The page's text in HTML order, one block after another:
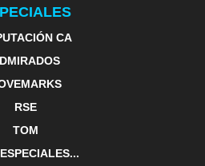
CA
RSE
TOM